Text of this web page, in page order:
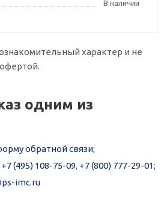
В наличии
характер и не
одним из
обратной связи;
+7 (495) 108-75-09, +7 (800) 777-29-01;
imc.ru